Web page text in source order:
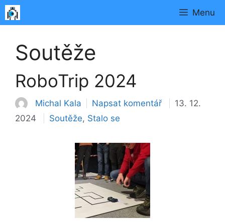
Přeskočit
na
Menu
Soutěže
RoboTrip 2024
Michal Kala Napsat komentář
13. 12.
2024
Rubriky
Soutěže, Stalo se